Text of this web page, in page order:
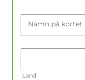
Namn på kortet
Land